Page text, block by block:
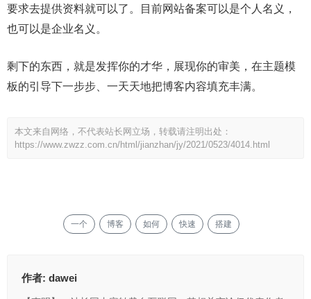
要求去提供资料就可以了。目前网站备案可以是个人名义，
也可以是企业名义。
剩下的东西，就是发挥你的才华，展现你的审美，在主题模
板的引导下一步步、一天天地把博客内容填充丰满。
本文来自网络，不代表站长网立场，转载请注明出处：
https://www.zwzz.com.cn/html/jianzhan/jy/2021/0523/4014.html
一个 博客 如何 快速 搭建
作者: dawei